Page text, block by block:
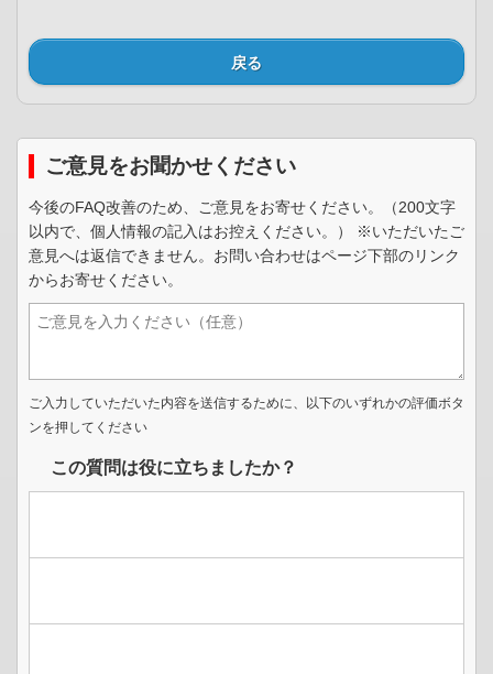
戻る
ご意見をお聞かせください
今後のFAQ改善のため、ご意見をお寄せください。（200文字
以内で、個人情報の記入はお控えください。） ※いただいたご
意見へは返信できません。お問い合わせはページ下部のリンク
からお寄せください。
ご入力していただいた内容を送信するために、以下のいずれかの評価ボタ
ンを押してください
この質問は役に立ちましたか？